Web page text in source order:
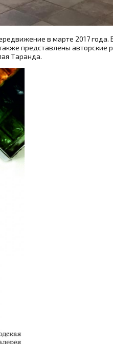
в марте 2017
представлены
Таранда.